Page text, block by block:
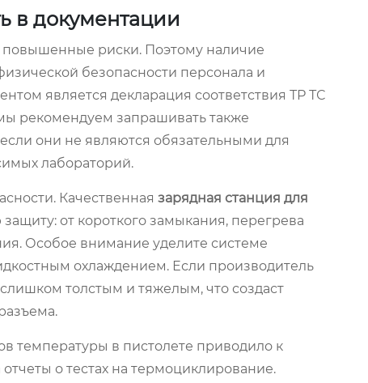
в документации
повышенные риски. Поэтому наличие
безопасности персонала и
является декларация соответствия ТР ТС
рекомендуем запрашивать также
они не являются обязательными для
лабораторий.
Качественная зарядная станция для
от короткого замыкания, перегрева
Особое внимание уделите системе
охлаждением. Если производитель
толстым и тяжелым, что создаст
температуры в пистолете приводило к
о тестах на термоциклирование.